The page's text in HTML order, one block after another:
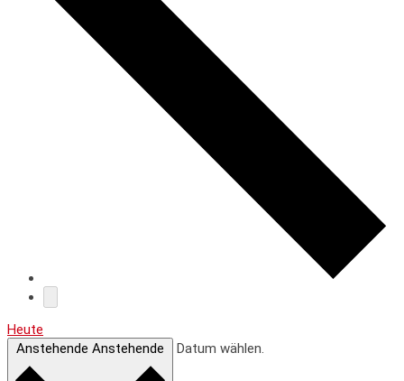
Heute
Anstehende Anstehende Datum wählen.